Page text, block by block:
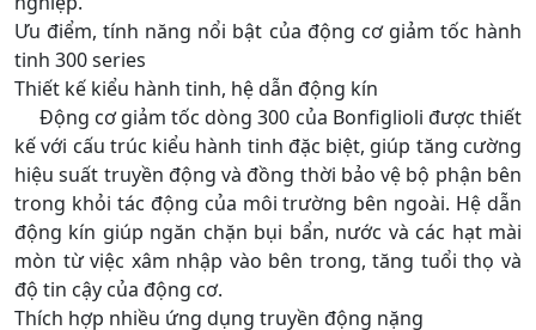
Ưu điểm, tính năng nổi bật của động cơ giảm tốc hành
tinh 300 series
Thiết kế kiểu hành tinh, hệ dẫn động kín
Động cơ giảm tốc dòng 300 của Bonfiglioli được thiết
kế với cấu trúc kiểu hành tinh đặc biệt, giúp tăng cường
hiệu suất truyền động và đồng thời bảo vệ bộ phận bên
trong khỏi tác động của môi trường bên ngoài. Hệ dẫn
động kín giúp ngăn chặn bụi bẩn, nước và các hạt mài
mòn từ việc xâm nhập vào bên trong, tăng tuổi thọ và
độ tin cậy của động cơ.
Thích hợp nhiều ứng dụng truyền động nặng